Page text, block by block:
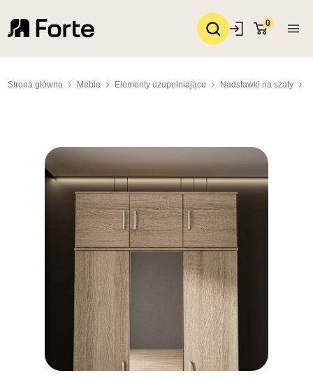
0
Strona główna Meble Elementy uzupełniające Nadstawki na szafy